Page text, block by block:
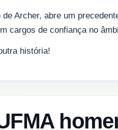
de Archer, abre um
cargos de confiança no
história!